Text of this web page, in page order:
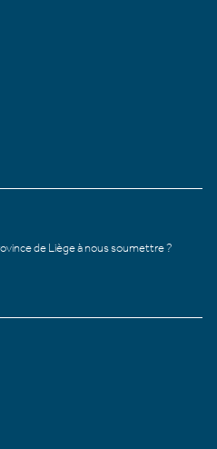
de Liège à nous soumettre ?